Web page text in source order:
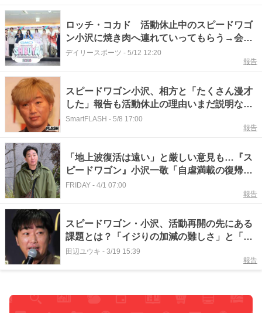
ロッチ・コカド 活動休止中のスピードワゴ
ン小沢に焼き肉へ連れていってもらう→会計
は「仕事をやってない小沢さん」
デイリースポーツ - 5/12 12:20
報告
スピードワゴン小沢、相方と「たくさん漫才
した」報告も活動休止の理由いまだ説明な
し、ファンが抱くモヤモヤ
SmartFLASH - 5/8 17:00
報告
「地上波復活は遠い」と厳しい意見も…『ス
ピードワゴン』小沢一敬「自虐満載の復帰ラ
イブ」に潜入！
FRIDAY - 4/1 07:00
報告
スピードワゴン・小沢、活動再開の先にある
課題とは？「イジりの加減の難しさ」と「芸
風の行方」 #エキスパートトピ
田辺ユウキ - 3/19 15:39
報告